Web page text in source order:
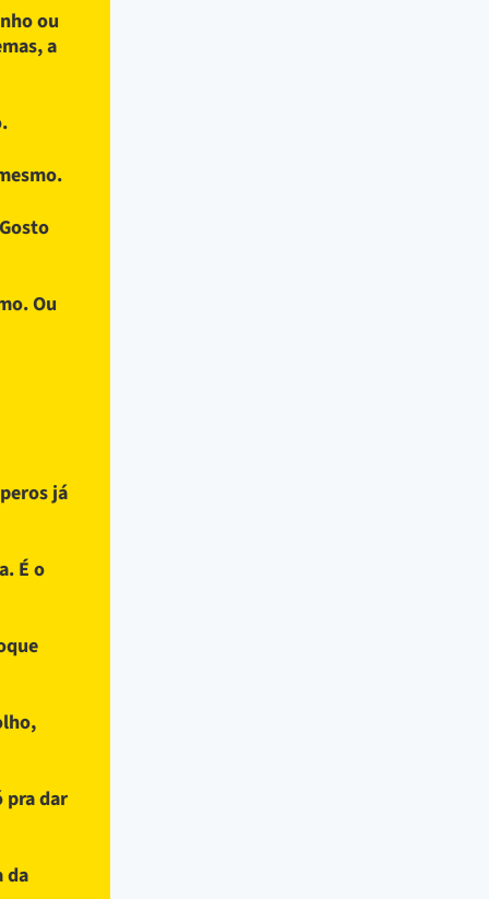
ou
a
Ou
já
É o
pra dar
da